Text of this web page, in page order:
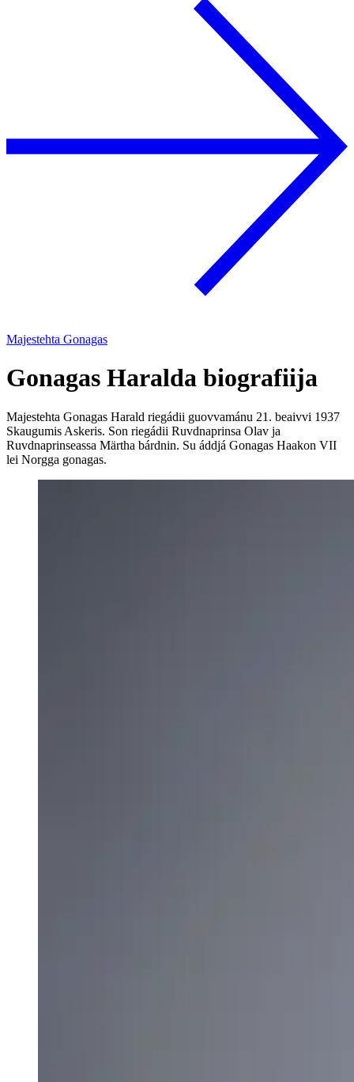
Majestehta Gonagas
Gonagas Haralda biografiija
Majestehta Gonagas Harald riegádii guovvamánu 21. beaivvi 1937
Skaugumis Askeris. Son riegádii Ruvdnaprinsa Olav ja
Ruvdnaprinseassa Märtha bárdnin. Su áddjá Gonagas Haakon VII
lei Norgga gonagas.